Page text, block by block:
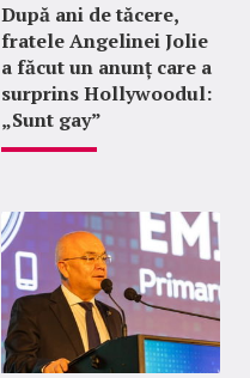
După ani de tăcere,
fratele Angelinei Jolie
a făcut un anunț care a
surprins Hollywoodul:
„Sunt gay”